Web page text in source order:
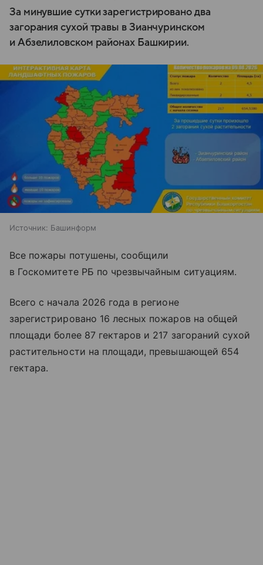
За минувшие сутки зарегистрировано два
загорания сухой травы в Зианчуринском
и Абзелиловском районах Башкирии.
Источник: Башинформ
Все пожары потушены, сообщили
в Госкомитете РБ по чрезвычайным ситуациям.
Всего с начала 2026 года в регионе
зарегистрировано 16 лесных пожаров на общей
площади более 87 гектаров и 217 загораний сухой
растительности на площади, превышающей 654
гектара.